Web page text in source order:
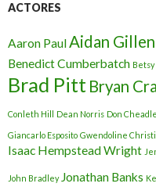
ACTORES
Aaron PaulAidan Gillen
Benedict Cumberbatch
Brad Pitt Bryan
Conleth Hill Dean Norris Don Cheadle
Giancarlo Esposito Gwendoline
Isaac Hempstead Wright
John Bradley Jonathan Banks